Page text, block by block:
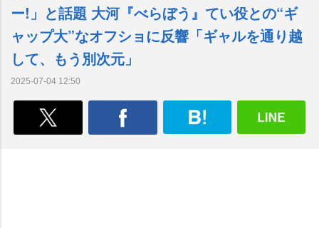
ー!」と話題 大河『べらぼう』てい役との“ギ
ャップ大”なオフショに反響「ギャルを通り越
して、もう別次元」
2025-07-04 12:50